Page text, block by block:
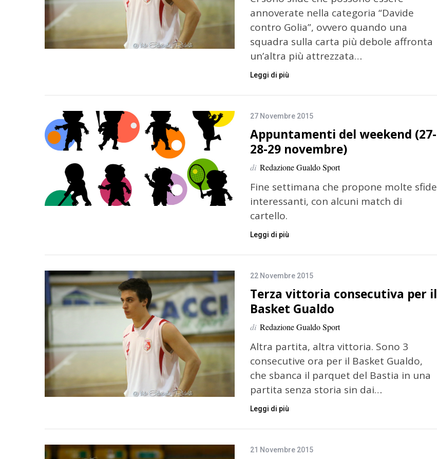
annoverate nella categoria “Davide
contro Golia”, ovvero quando una
squadra sulla carta più debole affronta
un’altra più attrezzata…
Leggi di più
27 Novembre 2015
Appuntamenti del weekend (27-
28-29 novembre)
di Redazione Gualdo Sport
Fine settimana che propone molte sfide
interessanti, con alcuni match di
cartello.
Leggi di più
22 Novembre 2015
Terza vittoria consecutiva per il
Basket Gualdo
di Redazione Gualdo Sport
Altra partita, altra vittoria. Sono 3
consecutive ora per il Basket Gualdo,
che sbanca il parquet del Bastia in una
partita senza storia sin dai…
Leggi di più
21 Novembre 2015